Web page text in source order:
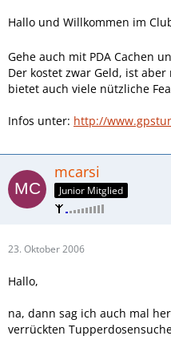
Hallo und Willkommen im
Gehe auch mit PDA Cachen
Der kostet zwar Geld, ist
bietet auch viele nützliche
Infos unter: http://
mcarsi
Junior Mitglied
23. Oktober 2006
Hallo,
na, dann sag ich auch mal
verrückten